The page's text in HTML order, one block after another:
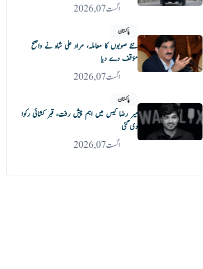
اگست 07, 2026
پاکستان
نئے صوبوں کا معاملہ، مراد علی شاہ نے واضح
مؤقف دے دیا
اگست 07, 2026
پاکستان
میر رضا کیس میں اہم پیش رفت، قبر کشائی رکوا
دی گئی
اگست 07, 2026